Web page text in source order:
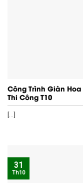
Công Trình Giàn
Thi Công T10
[...]
31
Th10